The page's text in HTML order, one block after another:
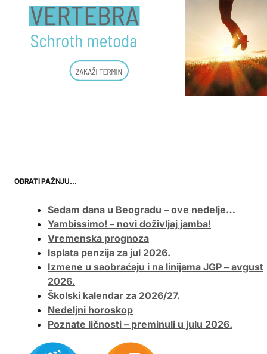
OBRATI PAŽNJU…
Sedam dana u Beogradu – ove nedelje…
Yambissimo! – novi doživljaj jamba!
Vremenska prognoza
Isplata penzija za jul 2026.
Izmene u saobraćaju i na linijama JGP – avgust
2026.
Školski kalendar za 2026/27.
Nedeljni horoskop
Poznate ličnosti – preminuli u julu 2026.